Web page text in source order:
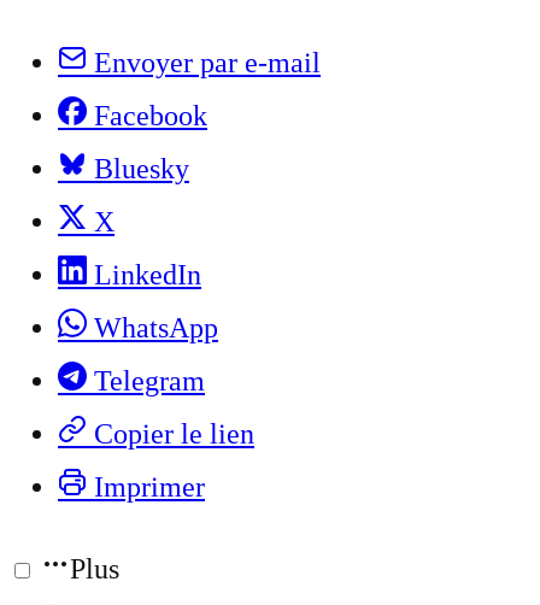
Envoyer par e-mail
Facebook
Bluesky
X
LinkedIn
WhatsApp
Telegram
Copier le lien
Imprimer
Plus